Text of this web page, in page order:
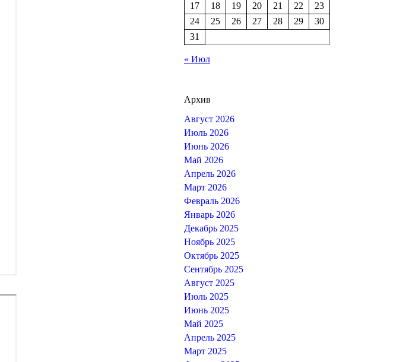
17
18 19 20 21 22
23
24
25 26 27 28 29
30
31
« Июл
Архив
Август 2026
Июль 2026
Июнь 2026
Май 2026
Апрель 2026
Март 2026
Февраль 2026
Январь 2026
Декабрь 2025
Ноябрь 2025
Октябрь 2025
Сентябрь 2025
Август 2025
Июль 2025
Июнь 2025
Май 2025
Апрель 2025
Март 2025